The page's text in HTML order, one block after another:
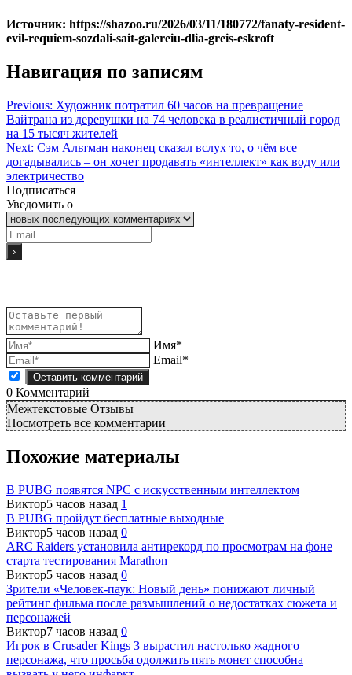
Источник: https://shazoo.ru/2026/03/11/180772/fanaty-resident-
evil-requiem-sozdali-sait-galereiu-dlia-greis-eskroft
Навигация по записям
Previous: Художник потратил 60 часов на превращение
Вайтрана из деревушки на 74 человека в реалистичный город
на 15 тысяч жителей
Next: Сэм Альтман наконец сказал вслух то, о чём все
догадывались – он хочет продавать «интеллект» как воду или
электричество
Подписаться
Уведомить о
Имя*
Email*
0 Комментарий
Межтекстовые Отзывы
Посмотреть все комментарии
Похожие материалы
В PUBG появятся NPC с искусственным интеллектом
Виктор5 часов назад 1
В PUBG пройдут бесплатные выходные
Виктор5 часов назад 0
ARC Raiders установила антирекорд по просмотрам на фоне
старта тестирования Marathon
Виктор5 часов назад 0
Зрители «Человек-паук: Новый день» понижают личный
рейтинг фильма после размышлений о недостатках сюжета и
персонажей
Виктор7 часов назад 0
Игрок в Crusader Kings 3 вырастил настолько жадного
персонажа, что просьба одолжить пять монет способна